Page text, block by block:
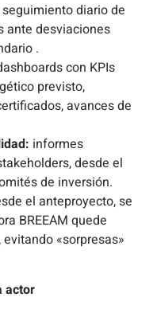
seguimiento diario de
ante desviaciones
.
con KPIs
previsto,
avances de
informes
desde el
de inversión.
el anteproyecto, se
BREEAM quede
«sorpresas»
actor